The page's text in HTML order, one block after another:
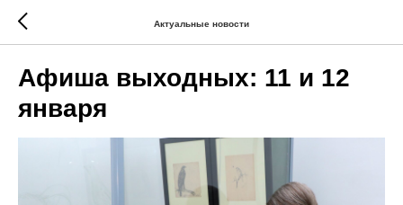
Актуальные новости
Афиша выходных: 11 и 12
января